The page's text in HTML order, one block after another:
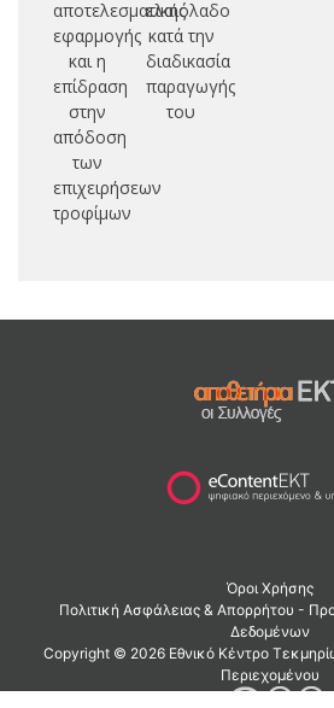
αποτελεσματικής
εφαρμογής
και η
επίδραση
στην
απόδοση
των
επιχειρήσεων
τροφίμων
ελαιόλαδο
κατά την
διαδικασία
παραγωγής
του